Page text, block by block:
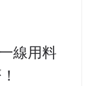
線用料